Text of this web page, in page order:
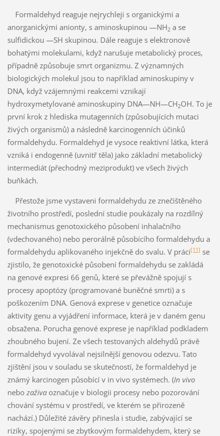
Formaldehyd reaguje nejrychleji s organickými a
anorganickými anionty, s aminoskupinou —NH2a se
sulfidickou —SH skupinou. Dále reaguje s elektronově
bohatými molekulami, když narušuje metabolický proces,
případně způsobuje smrt organizmu. Z významných
biologických molekul jsou to například aminoskupiny v
DNA, když vzájemnými reakcemi vznikají
hydroxymetylované aminoskupiny DNA—NH—CH2OH. To je
první krok z hlediska mutagenních (způsobujících mutaci
živých organismů) a následně karcinogenních účinků
formaldehydu. Formaldehyd je vysoce reaktivní látka, která
vzniká i endogenně (uvnitř těla) jako základní metabolický
intermediát (přechodný meziprodukt) ve všech živých
buňkách.
Přestože jsme vystaveni formaldehydu ze znečištěného
životního prostředí, poslední studie poukázaly na rozdílný
mechanismus genotoxického působení inhalačního
(vdechovaného) nebo perorálně působícího formaldehydu a
formaldehydu aplikovaného injekčně do svalu. V práci[11] se
zjistilo, že genotoxické působení formaldehydu se zakládá
na genové expresi 66 genů, které se převážně spojují s
procesy apoptózy (programované buněčné smrti) a s
poškozením DNA. Genová exprese v genetice označuje
aktivity genu a vyjádření informace, která je v daném genu
obsažena. Porucha genové exprese je například podkladem
zhoubného bujení. Ze všech testovaných aldehydů právě
formaldehyd vyvolával nejsilnější genovou odezvu. Tato
zjištění jsou v souladu se skutečností, že formaldehyd je
známý karcinogen působící v in vivo systémech. (In vivo
nebo zaživaoznačuje v biologii procesy nebo pozorování
chování systému v prostředí, ve kterém se přirozeně
nachází.) Důležité závěry přinesla i studie, zabývající se
riziky, spojenými se zbytkovým formaldehydem, který se